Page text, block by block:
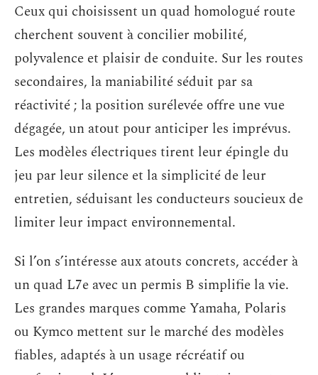
Ceux qui choisissent un quad homologué route
cherchent souvent à concilier mobilité,
polyvalence et plaisir de conduite. Sur les routes
secondaires, la maniabilité séduit par sa
réactivité ; la position surélevée offre une vue
dégagée, un atout pour anticiper les imprévus.
Les modèles électriques tirent leur épingle du
jeu par leur silence et la simplicité de leur
entretien, séduisant les conducteurs soucieux de
limiter leur impact environnemental.
Si l’on s’intéresse aux atouts concrets, accéder à
un quad L7e avec un permis B simplifie la vie.
Les grandes marques comme Yamaha, Polaris
ou Kymco mettent sur le marché des modèles
fiables, adaptés à un usage récréatif ou